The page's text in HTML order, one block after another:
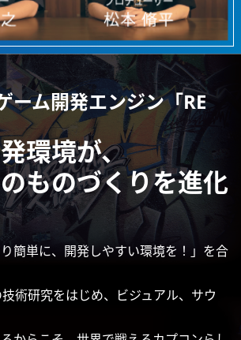
ーム開発エンジン「RE
環境が、
ものづくりを進化
り簡単に、開発しやすい環境を！」を合
技術研究をはじめ、ビジュアル、サウ